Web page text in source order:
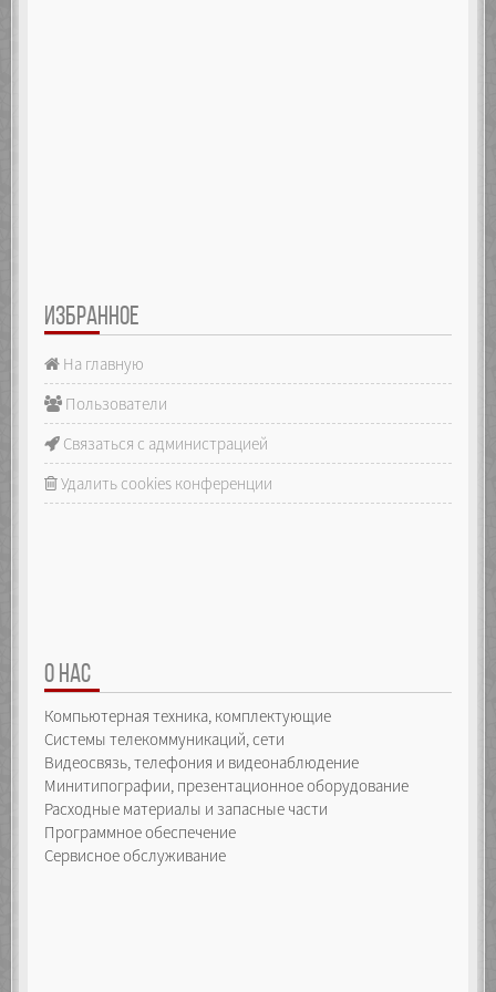
ИЗБРАННОЕ
На главную
Пользователи
Связаться с администрацией
Удалить cookies конференции
О НАС
Компьютерная техника, комплектующие
Системы телекоммуникаций, сети
Видеосвязь, телефония и видеонаблюдение
Минитипографии, презентационное оборудование
Расходные материалы и запасные части
Программное обеспечение
Сервисное обслуживание